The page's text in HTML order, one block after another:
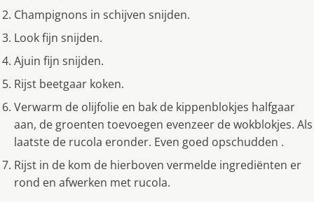
Champignons in schijven snijden.
Look fijn snijden.
Ajuin fijn snijden.
Rijst beetgaar koken.
Verwarm de olijfolie en bak de kippenblokjes halfgaar
aan, de groenten toevoegen evenzeer de wokblokjes. Als
laatste de rucola eronder. Even goed opschudden .
Rijst in de kom de hierboven vermelde ingrediënten er
rond en afwerken met rucola.